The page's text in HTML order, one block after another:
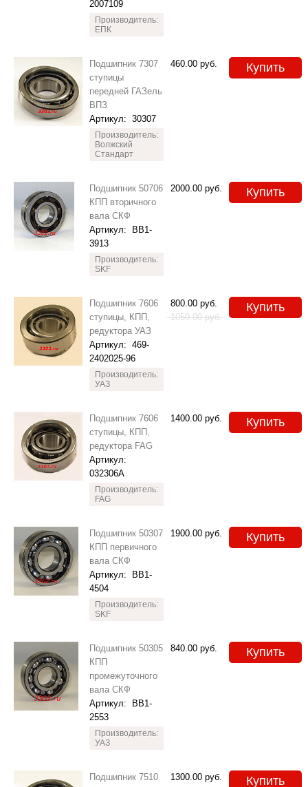
2007109
Производитель:
ЕПК
Подшипник 7307
ступицы
передней ГАЗель
ВПЗ
Артикул: 30307
Производитель:
Волжский
Стандарт
460.00 руб. Купить
Подшипник 50706
КПП вторичного
вала СКФ
Артикул:
BB1-
3913
Производитель:
SKF
2000.00 руб. Купить
Подшипник 7606
ступицы, КПП,
редуктора УАЗ
Артикул: 469-
2402025-96
Производитель:
УАЗ
800.00 руб.
1050.00 руб.
Купить
Подшипник 7606
ступицы, КПП,
редуктора FAG
Артикул:
032306A
Производитель:
FAG
1400.00 руб. Купить
Подшипник 50307
КПП первичного
вала СКФ
Артикул:
BB1-
4504
Производитель:
SKF
1900.00 руб. Купить
Подшипник 50305
КПП
промежуточного
вала СКФ
Артикул:
BB1-
2553
Производитель:
УАЗ
840.00 руб. Купить
Подшипник 7510
1300.00 руб. Купить